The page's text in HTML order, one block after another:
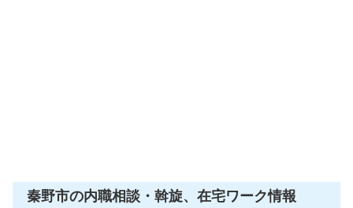
秦野市の内職相談・斡旋、在宅ワーク情報